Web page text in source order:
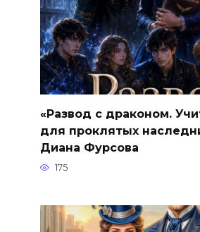
«Развод с драконом.
для проклятых
Диана Фурсова
175